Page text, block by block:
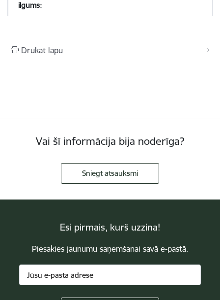
Drukāt lapu
Vai šī informācija bija noderīga?
Sniegt atsauksmi
Esi pirmais, kurš uzzina!
Piesakies jaunumu saņemšanai savā e-pastā.